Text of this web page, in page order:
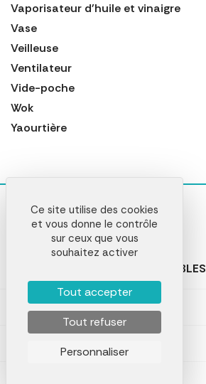
Vaporisateur d'huile et vinaigre
Vase
Veilleuse
Ventilateur
Vide-poche
Wok
Yaourtière
NOS PRODUITS PERSONNALISABLES
NOS CADEAUX PERSONNALISÉS
Ce site utilise des cookies
et vous donne le contrôle
sur ceux que vous
souhaitez activer
Tout accepter
Tout refuser
Personnaliser